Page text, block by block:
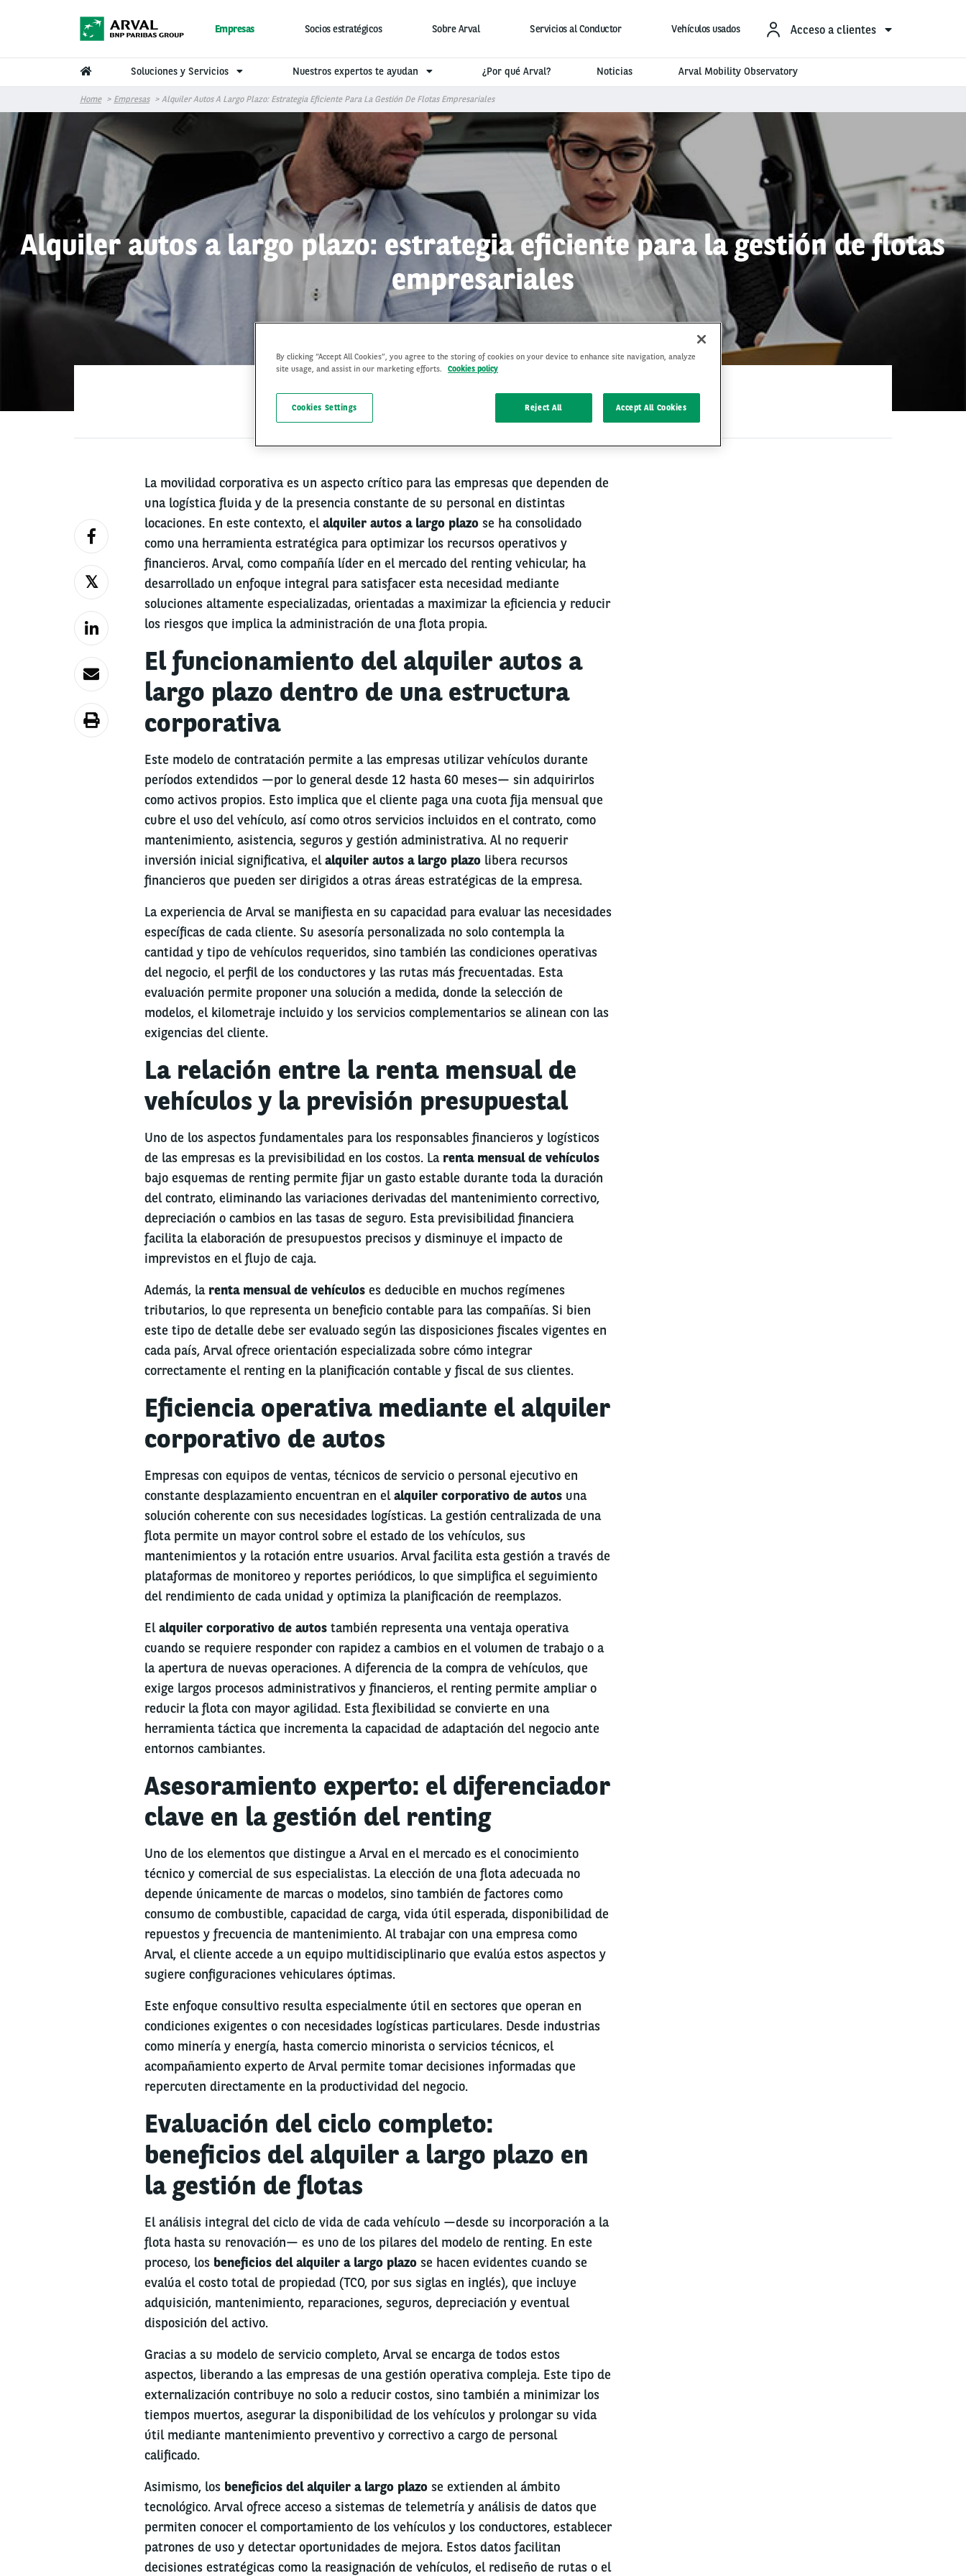
Empresas Socios estratégicos Sobre Arval Servicios al Conductor Vehículos usados Acceso a clientes
Soluciones y Servicios Nuestros expertos te ayudan ¿Por qué Arval? Noticias Arval Mobility Observatory
Home Empresas Alquiler Autos A Largo Plazo: Estrategia Eficiente Para La Gestión De Flotas Empresariales
Alquiler autos a largo plazo: estrategia eficiente para la gestión de flotas
empresariales
La movilidad corporativa es un aspecto crítico para las empresas que dependen de
una logística fluida y de la presencia constante de su personal en distintas
locaciones. En este contexto, elalquiler autos a largo plazose ha consolidado
como una herramienta estratégica para optimizar los recursos operativos y
financieros. Arval, como compañía líder en el mercado del renting vehicular, ha
desarrollado un enfoque integral para satisfacer esta necesidad mediante
soluciones altamente especializadas, orientadas a maximizar la eficiencia y reducir
los riesgos que implica la administración de una flota propia.
El funcionamiento del alquiler autos a
largo plazo dentro de una estructura
corporativa
Este modelo de contratación permite a las empresas utilizar vehículos durante
períodos extendidos —por lo general desde 12 hasta 60 meses— sin adquirirlos
como activos propios. Esto implica que el cliente paga una cuota fija mensual que
cubre el uso del vehículo, así como otros servicios incluidos en el contrato, como
mantenimiento, asistencia, seguros y gestión administrativa. Al no requerir
inversión inicial significativa, elalquiler autos a largo plazolibera recursos
financieros que pueden ser dirigidos a otras áreas estratégicas de la empresa.
La experiencia de Arval se manifiesta en su capacidad para evaluar las necesidades
específicas de cada cliente. Su asesoría personalizada no solo contempla la
cantidad y tipo de vehículos requeridos, sino también las condiciones operativas
del negocio, el perfil de los conductores y las rutas más frecuentadas. Esta
evaluación permite proponer una solución a medida, donde la selección de
modelos, el kilometraje incluido y los servicios complementarios se alinean con las
exigencias del cliente.
La relación entre la renta mensual de
vehículos y la previsión presupuestal
Uno de los aspectos fundamentales para los responsables financieros y logísticos
de las empresas es la previsibilidad en los costos. La renta mensual de vehículos
bajo esquemas de renting permite fijar un gasto estable durante toda la duración
del contrato, eliminando las variaciones derivadas del mantenimiento correctivo,
depreciación o cambios en las tasas de seguro. Esta previsibilidad financiera
facilita la elaboración de presupuestos precisos y disminuye el impacto de
imprevistos en el flujo de caja.
Además, la renta mensual de vehículoses deducible en muchos regímenes
tributarios, lo que representa un beneficio contable para las compañías. Si bien
este tipo de detalle debe ser evaluado según las disposiciones fiscales vigentes en
cada país, Arval ofrece orientación especializada sobre cómo integrar
correctamente el renting en la planificación contable y fiscal de sus clientes.
Eficiencia operativa mediante el alquiler
corporativo de autos
Empresas con equipos de ventas, técnicos de servicio o personal ejecutivo en
constante desplazamiento encuentran en elalquiler corporativo de autosuna
solución coherente con sus necesidades logísticas. La gestión centralizada de una
flota permite un mayor control sobre el estado de los vehículos, sus
mantenimientos y la rotación entre usuarios. Arval facilita esta gestión a través de
plataformas de monitoreo y reportes periódicos, lo que simplifica el seguimiento
del rendimiento de cada unidad y optimiza la planificación de reemplazos.
Elalquiler corporativo de autostambién representa una ventaja operativa
cuando se requiere responder con rapidez a cambios en el volumen de trabajo o a
la apertura de nuevas operaciones. A diferencia de la compra de vehículos, que
exige largos procesos administrativos y financieros, el renting permite ampliar o
reducir la flota con mayor agilidad. Esta flexibilidad se convierte en una
herramienta táctica que incrementa la capacidad de adaptación del negocio ante
entornos cambiantes.
Asesoramiento experto: el diferenciador
clave en la gestión del renting
Uno de los elementos que distingue a Arval en el mercado es el conocimiento
técnico y comercial de sus especialistas. La elección de una flota adecuada no
depende únicamente de marcas o modelos, sino también de factores como
consumo de combustible, capacidad de carga, vida útil esperada, disponibilidad de
repuestos y frecuencia de mantenimiento. Al trabajar con una empresa como
Arval, el cliente accede a un equipo multidisciplinario que evalúa estos aspectos y
sugiere configuraciones vehiculares óptimas.
Este enfoque consultivo resulta especialmente útil en sectores que operan en
condiciones exigentes o con necesidades logísticas particulares. Desde industrias
como minería y energía, hasta comercio minorista o servicios técnicos, el
acompañamiento experto de Arval permite tomar decisiones informadas que
repercuten directamente en la productividad del negocio.
Evaluación del ciclo completo:
beneficios del alquiler a largo plazo en
la gestión de flotas
El análisis integral del ciclo de vida de cada vehículo —desde su incorporación a la
flota hasta su renovación— es uno de los pilares del modelo de renting. En este
proceso, los beneficios del alquiler a largo plazose hacen evidentes cuando se
evalúa el costo total de propiedad (TCO, por sus siglas en inglés), que incluye
adquisición, mantenimiento, reparaciones, seguros, depreciación y eventual
disposición del activo.
Gracias a su modelo de servicio completo, Arval se encarga de todos estos
aspectos, liberando a las empresas de una gestión operativa compleja. Este tipo de
externalización contribuye no solo a reducir costos, sino también a minimizar los
tiempos muertos, asegurar la disponibilidad de los vehículos y prolongar su vida
útil mediante mantenimiento preventivo y correctivo a cargo de personal
calificado.
Asimismo, los beneficios del alquiler a largo plazose extienden al ámbito
tecnológico. Arval ofrece acceso a sistemas de telemetría y análisis de datos que
permiten conocer el comportamiento de los vehículos y los conductores, establecer
patrones de uso y detectar oportunidades de mejora. Estos datos facilitan
decisiones estratégicas como la reasignación de vehículos, el rediseño de rutas o el
By clicking “Accept All Cookies”, you agree to the storing of cookies on your device to enhance site navigation, analyze
site usage, and assist in our marketing efforts.
Cookies policy
Reject All Accept All Cookies
Cookies Settings